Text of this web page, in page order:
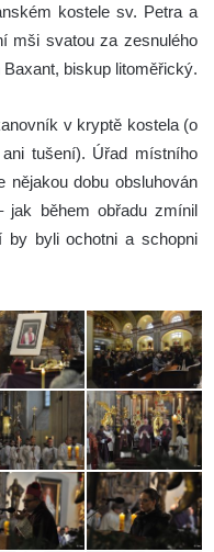
kostele sv. Petra a
mši svatou za zesnulého
biskup litoměřický.
v kryptě kostela (o
tušení). Úřad místního
nějakou dobu obsluhován
jak během obřadu zmínil
by byli ochotni a schopni